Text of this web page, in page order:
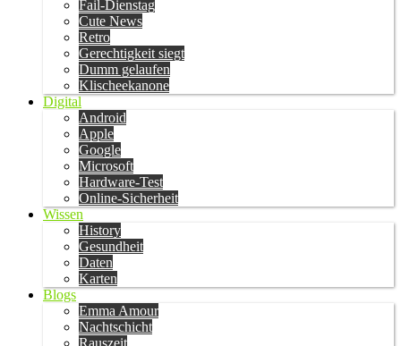
Fail-Dienstag
Cute News
Retro
Gerechtigkeit siegt
Dumm gelaufen
Klischeekanone
Digital
Android
Apple
Google
Microsoft
Hardware-Test
Online-Sicherheit
Wissen
History
Gesundheit
Daten
Karten
Blogs
Emma Amour
Nachtschicht
Rauszeit